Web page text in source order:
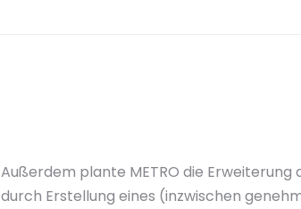
Außerdem plante METRO die Erweiterung
durch Erstellung eines (inzwischen